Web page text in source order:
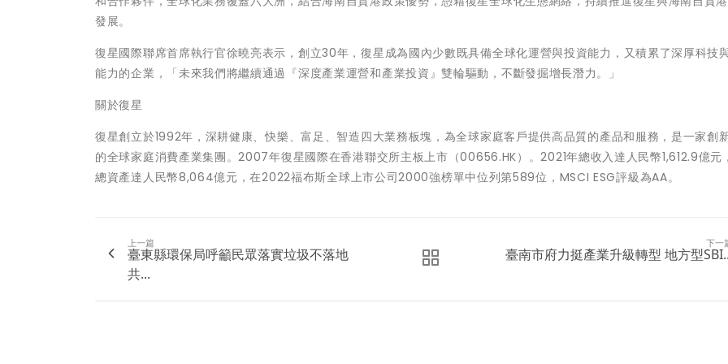
發展。
復星國際聯席首席執行官徐曉亮表示，創立30年，復星成為國內少數既具備全球化運營與投資能力，又積累了深厚科技
能力的企業，「未來我們將繼續通過『深度產業運營和產業投資』雙輪驅動，不斷發掘增長潛力。」
關於復星
復星創立於1992年，深耕健康、快樂、富足、智造四大業務板塊，為全球家庭客戶提供高品質的產品和服務，是一家創
的全球家庭消費產業集團。2007年復星國際在香港聯交所主板上市（00656.HK）。2021年總收入達人民幣1,612.9億元
總資產達人民幣8,064億元，在2022福布斯全球上市公司2000強榜單中位列第589位，MSCI ESG評級為AA。
上一篇
臺東縣環保局呼籲民眾落實垃圾不落地
共...
下一
臺南市府力挺產業升級轉型 地方型